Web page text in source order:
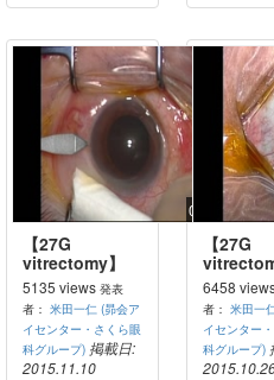
01:16:12
【27G
vitrectomy】
PDR：
PPV+PEA+IOL（pneumatic
forcepsによる
膜処理）
5135 views 発表
者： 米田一仁 (昴会ア
イセンター・さくら眼
科グループ) 掲載日:
2015.11.10
【27G
クリルワ
スIOL脱
対する
6458
者：米田一
イセンター
科グループ)